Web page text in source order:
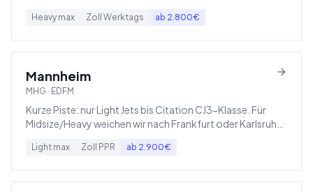
Heavy max Zoll Werktags ab 2.800€
Mannheim
MHG · EDFM
Kurze Piste: nur Light Jets bis Citation CJ3-Klasse. Für
Midsize/Heavy weichen wir nach Frankfurt oder Karlsruhe
Light max Zoll PPR ab 2.900€